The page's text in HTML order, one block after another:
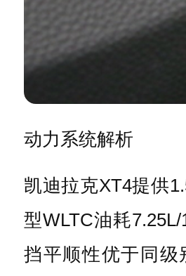
动力系统解析
凯迪拉克XT4提供
型WLTC油耗
挡平顺性优于同级